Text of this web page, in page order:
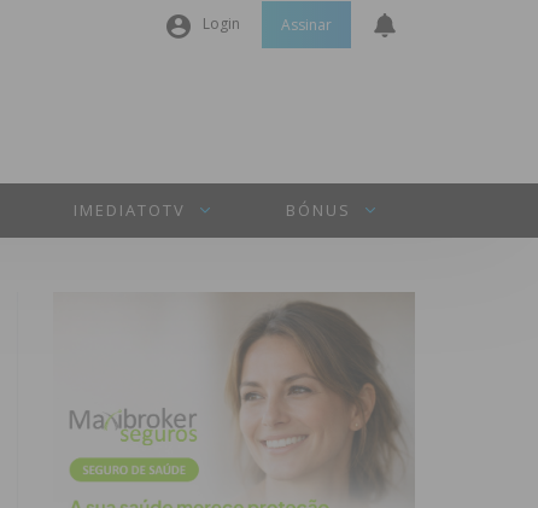
Login
Manter sessão
INICIAR SESSÃO
Perdeu a sua senha?
Assinar
IMEDIATOTV BÓNUS